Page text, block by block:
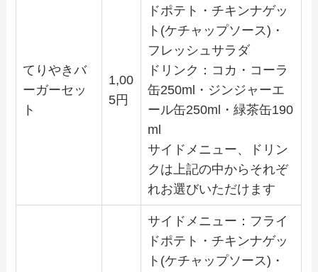
てりやきバ
ーガーセッ
ト
1,00
5円
ドポテト・チキンナゲッ
ト(ケチャップソース)・
フレッシュサラダ
ドリンク：コカ・コーラ
缶250ml・ジンジャーエ
ール缶250ml・緑茶缶190
ml
サイドメニュー、ドリン
クは上記の中からそれぞ
れお選びいただけます
サイドメニュー：フライ
ドポテト・チキンナゲッ
ト(ケチャップソース)・